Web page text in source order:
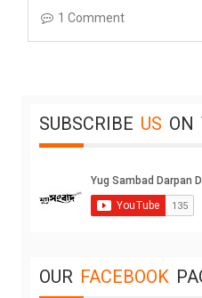
1 Comment
SUBSCRIBE US ON
OUR FACEBOOK